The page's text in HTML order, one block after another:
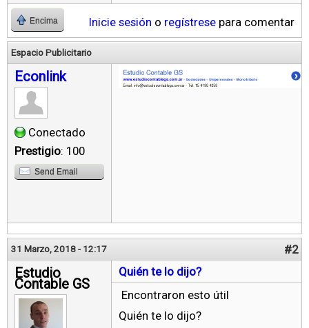
Encima Inicie sesión o regístrese para comentar
Espacio Publicitario
Econlink
Conectado
Prestigio: 100
Send Email
31 Marzo, 2018 - 12:17 #2
Estudio
Contable GS
Quién te lo dijo?
Encontraron esto útil
Quién te lo dijo?